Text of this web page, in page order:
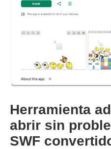
Herramienta
abrir sin
SWF